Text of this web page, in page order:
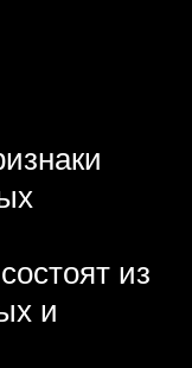
из
и